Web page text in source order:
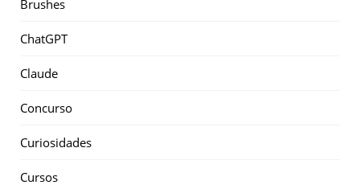
Brushes
ChatGPT
Claude
Concurso
Curiosidades
Cursos